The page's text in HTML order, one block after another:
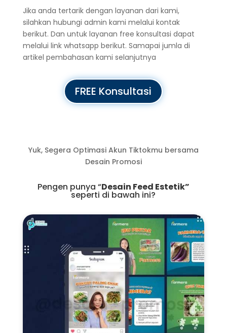
Jika anda tertarik dengan layanan dari kami,
silahkan hubungi admin kami melalui kontak
berikut. Dan untuk layanan free konsultasi dapat
melalui link whatsapp berikut. Samapai jumla di
artikel pembahasan kami selanjutnya
FREE Konsultasi
Yuk, Segera Optimasi Akun Tiktokmu bersama
Desain Promosi
Pengen punya “Desain Feed Estetik”
seperti di bawah ini?